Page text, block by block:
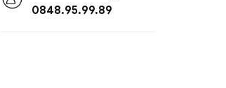
0848.95.99.89